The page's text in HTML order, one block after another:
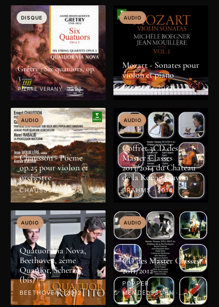
DISQUE
DISQUE
DISQUE
Grétry : Six quatuors, op.
3
PIERRE VERANY · 1998
AUDIO
Mozart - Sonates pour
violon et piano
MOZART · 2022
AUDIO
Chausson - Poème
op.25 pour violon et
orchestre
CHAUSSON · 2022
AUDIO
Coffret 3CD des
Master Classes
2013/2014 du Château
de la Roche-Guyon
BRAHMS · 2014
AUDIO
Quatuor Via Nova,
Beethoven, 2ème
Quatuor, Scherzo
(bis)
BEETHOVEN · 2012
AUDIO
CD des Master Classes
2011/2012
POPPER ·
MENDELSSOHN ·
VILLA-LOBOS · BACH ·